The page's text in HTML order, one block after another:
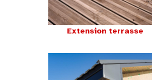
Extension terrasse